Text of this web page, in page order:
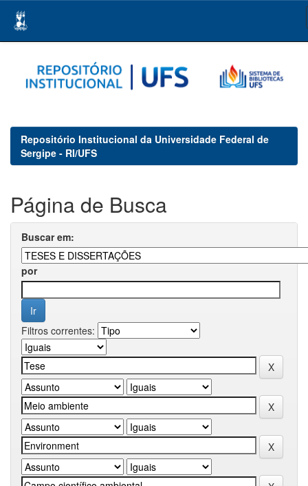
navigation
Repositório Institucional da Universidade Federal de
Sergipe - RI/UFS
Página de Busca
Buscar em:
por
Filtros correntes: